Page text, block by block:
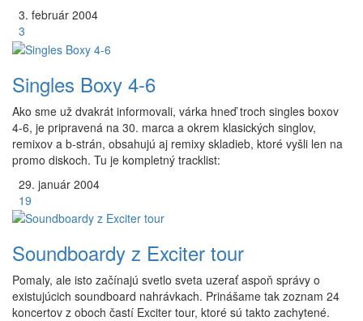
3. február 2004
3
Singles Boxy 4-6
Ako sme už dvakrát informovali, várka hneď troch singles boxov
4-6, je pripravená na 30. marca a okrem klasických singlov,
remixov a b-strán, obsahujú aj remixy skladieb, ktoré vyšli len na
promo diskoch. Tu je kompletný tracklist:
29. január 2004
19
Soundboardy z Exciter tour
Pomaly, ale isto začínajú svetlo sveta uzerať aspoň správy o
existujúcich soundboard nahrávkach. Prinášame tak zoznam 24
koncertov z oboch častí Exciter tour, ktoré sú takto zachytené.